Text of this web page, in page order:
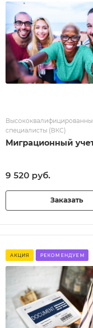
специалисты (ВКС)
Миграционный
9 520 руб.
Заказать
АКЦИЯ РЕКОМЕНДУЕМ